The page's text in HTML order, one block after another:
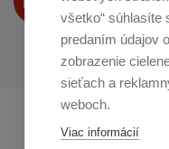
všetko“
predaním údajov
zobrazenie
sieťach a
weboch.
Viac informácií
na Youtube